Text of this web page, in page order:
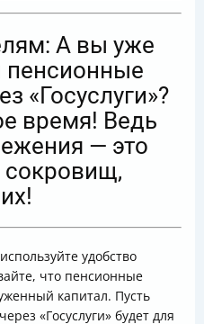
А вы уже
пенсионные
«Госуслуги»?
время! Ведь
— это
сокровищ,
удобство
что пенсионные
капитал. Пусть
«Госуслуги» будет для